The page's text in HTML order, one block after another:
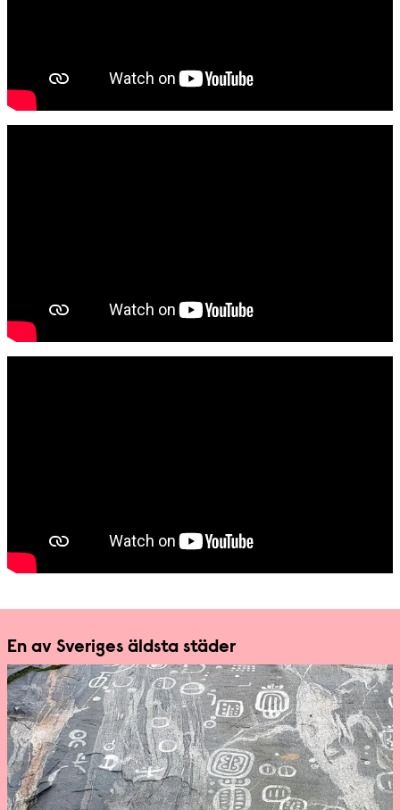
En av Sveriges äldsta städer